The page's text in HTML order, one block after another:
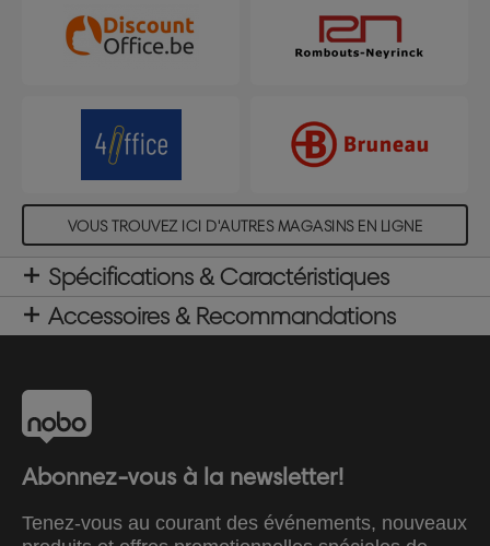
VOUS TROUVEZ ICI D'AUTRES MAGASINS EN LIGNE
Spécifications & Caractéristiques
Accessoires & Recommandations
Abonnez-vous à la newsletter!
Tenez-vous au courant des événements, nouveaux